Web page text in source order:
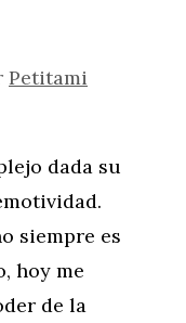
Petitami
dada su
siempre es
hoy me
de la